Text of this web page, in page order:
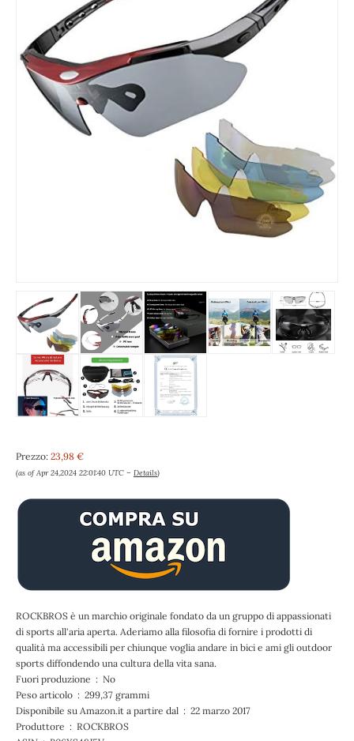
Prezzo: 23,98 €
(as of Apr 24,2024 22:01:40 UTC – Details)
ROCKBROS è un marchio originale fondato da un gruppo di appassionati
di sports all'aria aperta. Aderiamo alla filosofia di fornire i prodotti di
qualità ma accessibili per chiunque voglia andare in bici e ami gli outdoor
sports diffondendo una cultura della vita sana.
Fuori produzione ‏ : ‎ No
Peso articolo ‏ : ‎ 299,37 grammi
Disponibile su Amazon.it a partire dal ‏ : ‎ 22 marzo 2017
Produttore ‏ : ‎ ROCKBROS